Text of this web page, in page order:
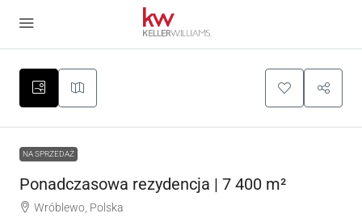
NA SPRZEDAŻ
Ponadczasowa rezydencja | 7 400 m²
Wróblewo, Polska